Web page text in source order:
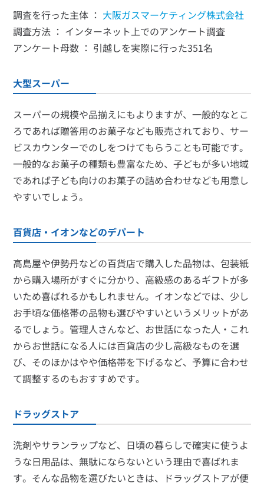
調査を行った主体 ： 大阪ガスマーケティング株式会社
調査方法 ： インターネット上でのアンケート調査
アンケート母数 ： 引越しを実際に行った351名
大型スーパー
スーパーの規模や品揃えにもよりますが、一般的なとこ
ろであれば贈答用のお菓子なども販売されており、サー
ビスカウンターでのしをつけてもらうことも可能です。
一般的なお菓子の種類も豊富なため、子どもが多い地域
であれば子ども向けのお菓子の詰め合わせなども用意し
やすいでしょう。
百貨店・イオンなどのデパート
高島屋や伊勢丹などの百貨店で購入した品物は、包装紙
から購入場所がすぐに分かり、高級感のあるギフトが多
いため喜ばれるかもしれません。イオンなどでは、少し
お手頃な価格帯の品物も選びやすいというメリットがあ
るでしょう。管理人さんなど、お世話になった人・これ
からお世話になる人には百貨店の少し高級なものを選
び、そのほかはやや価格帯を下げるなど、予算に合わせ
て調整するのもおすすめです。
ドラッグストア
洗剤やサランラップなど、日頃の暮らしで確実に使うよ
うな日用品は、無駄にならないという理由で喜ばれま
す。そんな品物を選びたいときは、ドラッグストアが便